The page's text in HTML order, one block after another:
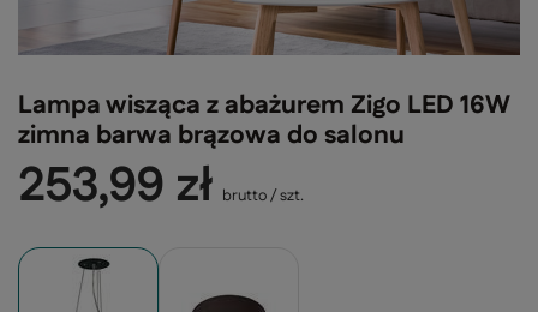
Lampa wisząca z abażurem Zigo LED 16W
zimna barwa brązowa do salonu
253,99 zł brutto/szt.